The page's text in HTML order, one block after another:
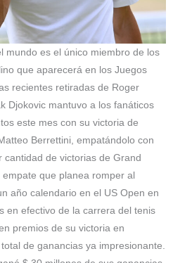
mundo es el único miembro de los
que aparecerá en los Juegos
recientes retiradas de Roger
Djokovic mantuvo a los fanáticos
este mes con su victoria de
Berrettini, empatándolo con
de victorias de Grand
que planea romper al
año calendario en el US Open en
en efectivo de la carrera del tenis
premios de su victoria en
de ganancias ya impresionante.